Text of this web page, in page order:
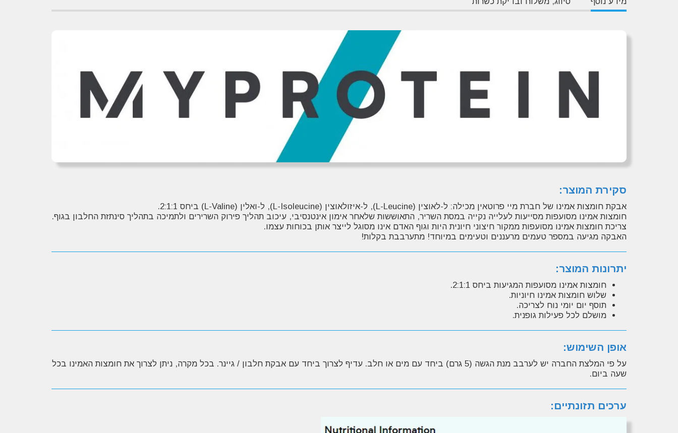
סקירת המוצר:
אבקת חומצות אמינו של חברת מיי פרוטאין מכילה: ל-לאוצין (L-Leucine), ל-איזולאוצין (L-Isoleucine), ל-ואלין (L-Valine) ביחס 2:1:1.
חומצות אמינו מסועפות מסייעות לעלייה נקייה במסת השריר, התאוששות שלאחר אימון אינטנסיבי, עיכוב תהליך פירוק השרירים ולתמיכה בתהליך סינתזת החלבון בגוף.
צריכת חומצות אמינו מסועפות ממקור חיצוני חיונית היות וגוף האדם אינו מסוגל לייצר אותן בכוחות עצמו.
האבקה מגיעה במספר טעמים מרעננים וטעימים במיוחד! מתערבבת בקלות!
יתרונות המוצר:
חומצות אמינו מסועפות המגיעות ביחס 2:1:1.
שלוש חומצות אמינו חיוניות.
תוסף יום יומי נוח לצריכה.
מושלם לכל פעילות גופנית.
אופן השימוש:
על פי המלצת החברה יש לערבב מנת הגשה (5 גרם) ביחד עם מים או חלב. עדיף לצרוך ביחד עם אבקת חלבון / גיינר. בכל מקרה, ניתן לצרוך את חומצות האמינו בכל
שעה ביום.
ערכים תזונתיים: